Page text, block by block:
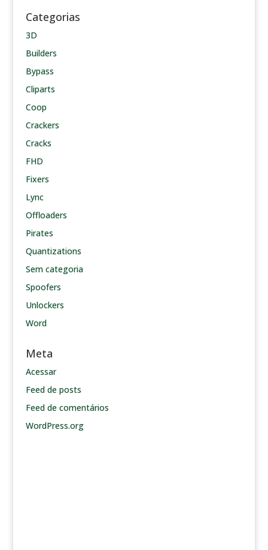
Categorias
3D
Builders
Bypass
Cliparts
Coop
Crackers
Cracks
FHD
Fixers
Lync
Offloaders
Pirates
Quantizations
Sem categoria
Spoofers
Unlockers
Word
Meta
Acessar
Feed de posts
Feed de comentários
WordPress.org